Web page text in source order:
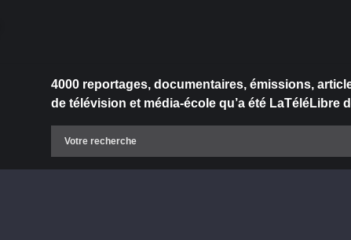
4000 reportages, documentaires, émissions,
de télévision et média-école qu’a été LaTéléLibre